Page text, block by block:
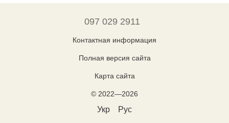
097 029 2911
Контактная информация
Полная версия сайта
Карта сайта
© 2022—2026
Укр Рус